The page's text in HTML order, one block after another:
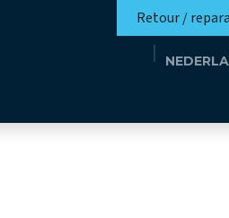
Retour /